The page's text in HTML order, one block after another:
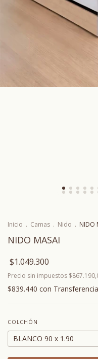
Inicio . Camas . Nido . NIDO
NIDO MASAI
$1.049.300
Precio sin impuestos
$839.440 con
COLCHÓN